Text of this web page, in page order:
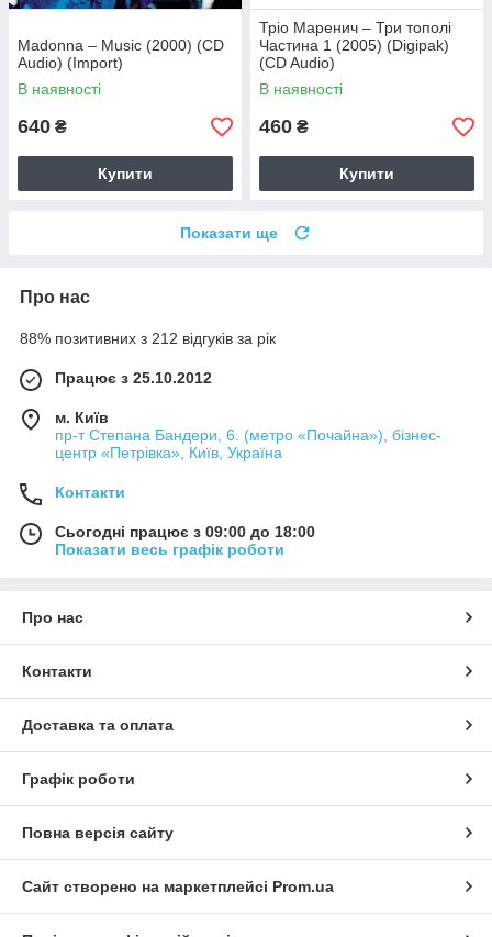
Madonna – Music (2000) (CD
Audio) (Import)
В наявності
640 ₴
Купити
Тріо Маренич – Три тополі
Частина 1 (2005) (Digipak)
(CD Audio)
В наявності
460 ₴
Купити
Показати ще
Про нас
88% позитивних з 212 відгуків за рік
Працює з 25.10.2012
м. Київ
пр-т Степана Бандери, 6. (метро «Почайна»), бізнес-
центр «Петрівка», Київ, Україна
Контакти
Сьогодні працює з 09:00 до 18:00
Показати весь графік роботи
Про нас
Контакти
Доставка та оплата
Графік роботи
Повна версія сайту
Сайт створено на маркетплейсі Prom.ua